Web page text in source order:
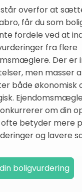
står overfor at
får du som
fordele ved at
fra flere
Der er
men masser
både økonomisk
om din
ofte betyder mere
og lavere